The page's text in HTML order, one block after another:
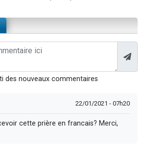
des nouveaux commentaires
22/01/2021 - 07h20
cette prière en francais? Merci,